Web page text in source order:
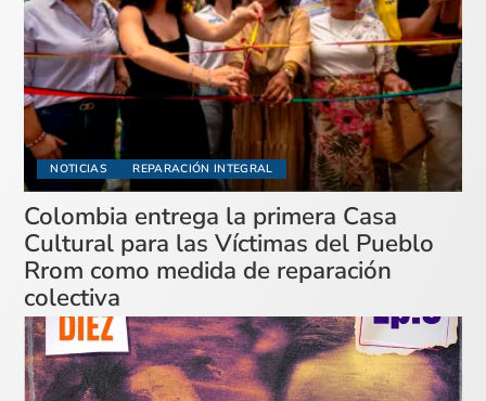
NOTICIAS REPARACIÓN INTEGRAL
Colombia entrega la primera Casa
Cultural para las Víctimas del Pueblo
Rrom como medida de reparación
colectiva